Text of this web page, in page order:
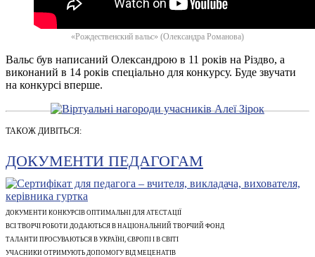
«Рождественский вальс» (Олександра Романова)
Вальс був написаний Олександрою в 11 років на Різдво, а
виконаний в 14 років спеціально для конкурсу. Буде звучати
на конкурсі вперше.
ТАКОЖ ДИВІТЬСЯ:
ДОКУМЕНТИ ПЕДАГОГАМ
ДОКУМЕНТИ КОНКУРСІВ ОПТИМАЛЬНІ ДЛЯ АТЕСТАЦІЇ
ВСІ ТВОРЧІ РОБОТИ ДОДАЮТЬСЯ В НАЦІОНАЛЬНИЙ ТВОРЧИЙ ФОНД
ТАЛАНТИ ПРОСУВАЮТЬСЯ В УКРАЇНІ, ЄВРОПІ І В СВІТІ
УЧАСНИКИ ОТРИМУЮТЬ ДОПОМОГУ ВІД МЕЦЕНАТІВ